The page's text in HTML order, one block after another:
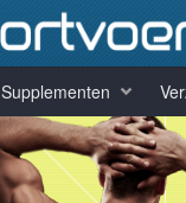
Supplementen